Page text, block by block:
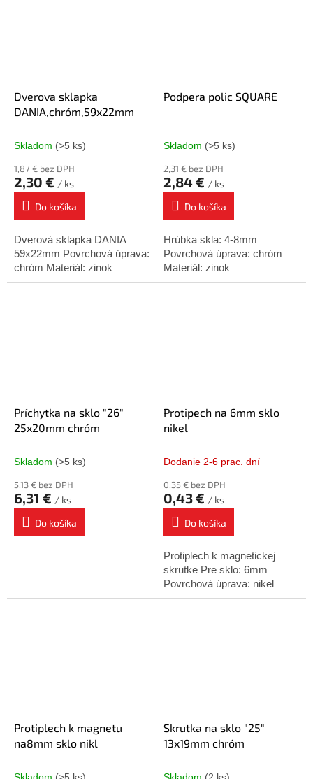
Dverova sklapka
DANIA,chróm,59x22mm
Skladom (>5 ks)
1,87 € bez DPH
2,30 € / ks
Do košíka
Dverová sklapka DANIA
59x22mm Povrchová úprava:
chróm Materiál: zinok
Podpera polic SQUARE
Skladom (>5 ks)
2,31 € bez DPH
2,84 € / ks
Do košíka
Hrúbka skla: 4-8mm
Povrchová úprava: chróm
Materiál: zinok
Príchytka na sklo "26"
25x20mm chróm
Skladom (>5 ks)
5,13 € bez DPH
6,31 € / ks
Do košíka
Protipech na 6mm sklo
nikel
Dodanie 2-6 prac. dní
0,35 € bez DPH
0,43 € / ks
Do košíka
Protiplech k magnetickej
skrutke Pre sklo: 6mm
Povrchová úprava: nikel
Protiplech k magnetu
na8mm sklo nikl
Skrutka na sklo "25"
13x19mm chróm